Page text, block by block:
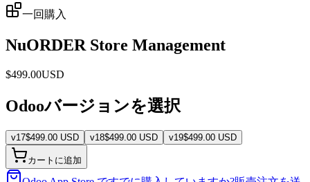
一回購入
NuORDER Store Management
$499.00USD
Odooバージョンを選択
v17$499.00 USD v18$499.00 USD v19$499.00 USD
カートに追加